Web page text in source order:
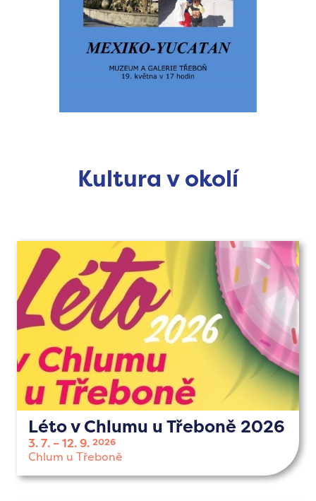
Kultura v okolí
Léto v Chlumu u Třeboně 2026
3. 7. 12. 9. 2026
Chlum u Třeboně